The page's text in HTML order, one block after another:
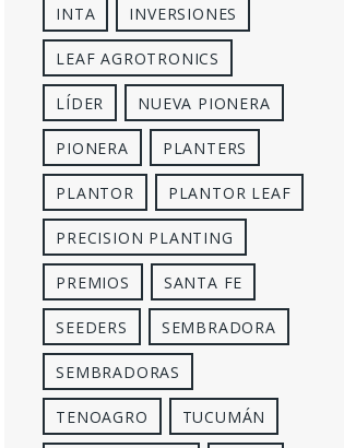
INTA INVERSIONES
LEAF AGROTRONICS
LÍDER NUEVA PIONERA
PIONERA PLANTERS
PLANTOR PLANTOR LEAF
PRECISION PLANTING
PREMIOS SANTA FE
SEEDERS SEMBRADORA
SEMBRADORAS
TENOAGRO TUCUMÁN